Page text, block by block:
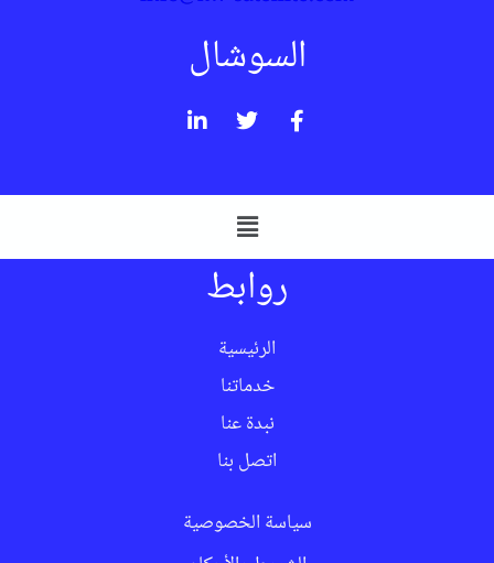
السوشال
روابط
الرئيسية
خدماتنا
نبدة عنا
اتصل بنا
سياسة الخصوصية